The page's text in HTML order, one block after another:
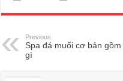
Previous
Spa đá muối cơ bản
gì